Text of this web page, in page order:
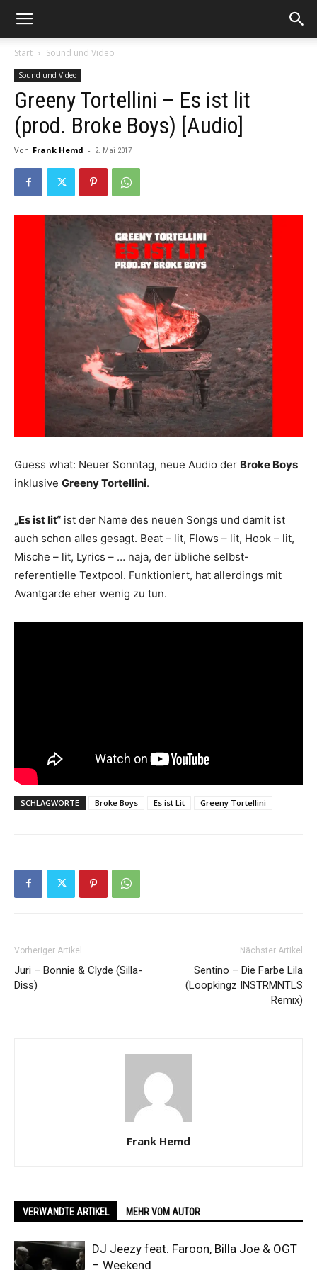
Start Sound und Video
Sound und Video
Greeny Tortellini – Es ist lit
(prod. Broke Boys) [Audio]
Von Frank Hemd - 2. Mai 2017
Guess what: Neuer Sonntag, neue Audio der Broke Boys
inklusive Greeny Tortellini.
„Es ist lit“ ist der Name des neuen Songs und damit ist
auch schon alles gesagt. Beat – lit, Flows – lit, Hook – lit,
Mische – lit, Lyrics – … naja, der übliche selbst-
referentielle Textpool. Funktioniert, hat allerdings mit
Avantgarde eher wenig zu tun.
SCHLAGWORTE Broke Boys Es ist Lit Greeny Tortellini
Vorheriger Artikel
Juri – Bonnie & Clyde (Silla-
Diss)
Nächster Artikel
Sentino – Die Farbe Lila
(Loopkingz INSTRMNTLS
Remix)
Frank Hemd
VERWANDTE ARTIKEL MEHR VOM AUTOR
DJ Jeezy feat. Faroon, Billa Joe & OGT
– Weekend